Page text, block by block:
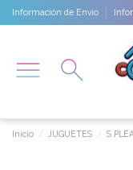
Información de Envío
Inicio JUGUETES S